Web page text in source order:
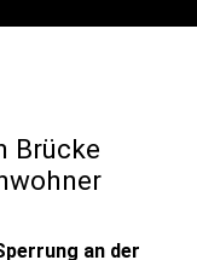
Brücke
an der